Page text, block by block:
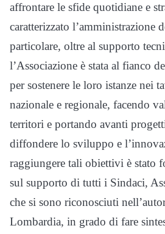
affrontare le sfide quotidiane e
caratterizzato l’amministrazione
particolare, oltre al supporto
l’Associazione è stata al fianco
per sostenere le loro istanze nei
nazionale e regionale, facendo
territori e portando avanti
diffondere lo sviluppo e
raggiungere tali obiettivi è stato
sul supporto di tutti i Sindaci,
che si sono riconosciuti
Lombardia, in grado di fare